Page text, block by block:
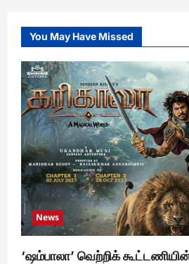
You May Have Missed
News
‘ஷம்பாலா’ வெற்றிக்